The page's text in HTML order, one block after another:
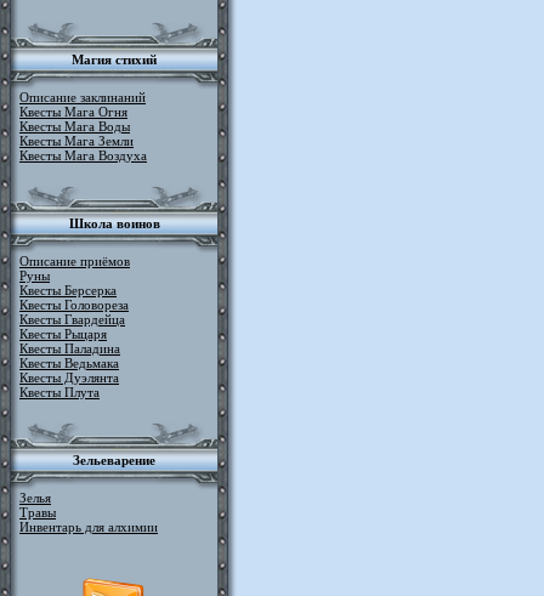
Магия стихий
Описание заклинаний
Квесты Мага Огня
Квесты Мага Воды
Квесты Мага Земли
Квесты Мага Воздуха
Школа воинов
Описание приёмов
Руны
Квесты Берсерка
Квесты Головореза
Квесты Гвардейца
Квесты Рыцаря
Квесты Паладина
Квесты Ведьмака
Квесты Дуэлянта
Квесты Плута
Зельеварение
Зелья
Травы
Инвентарь для алхимии